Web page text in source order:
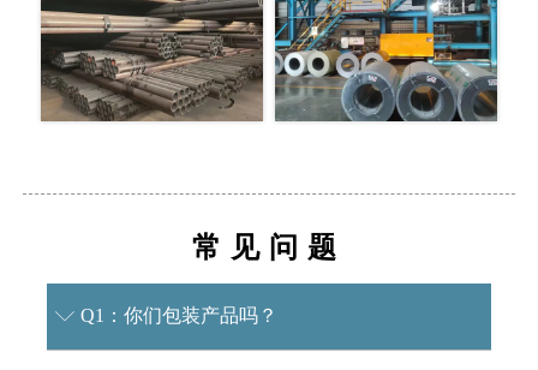
常见问题
 Q1：你们包装产品吗？